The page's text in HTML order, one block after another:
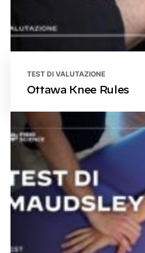
TEST DI VALUTAZIONE
Ottawa Knee Rules